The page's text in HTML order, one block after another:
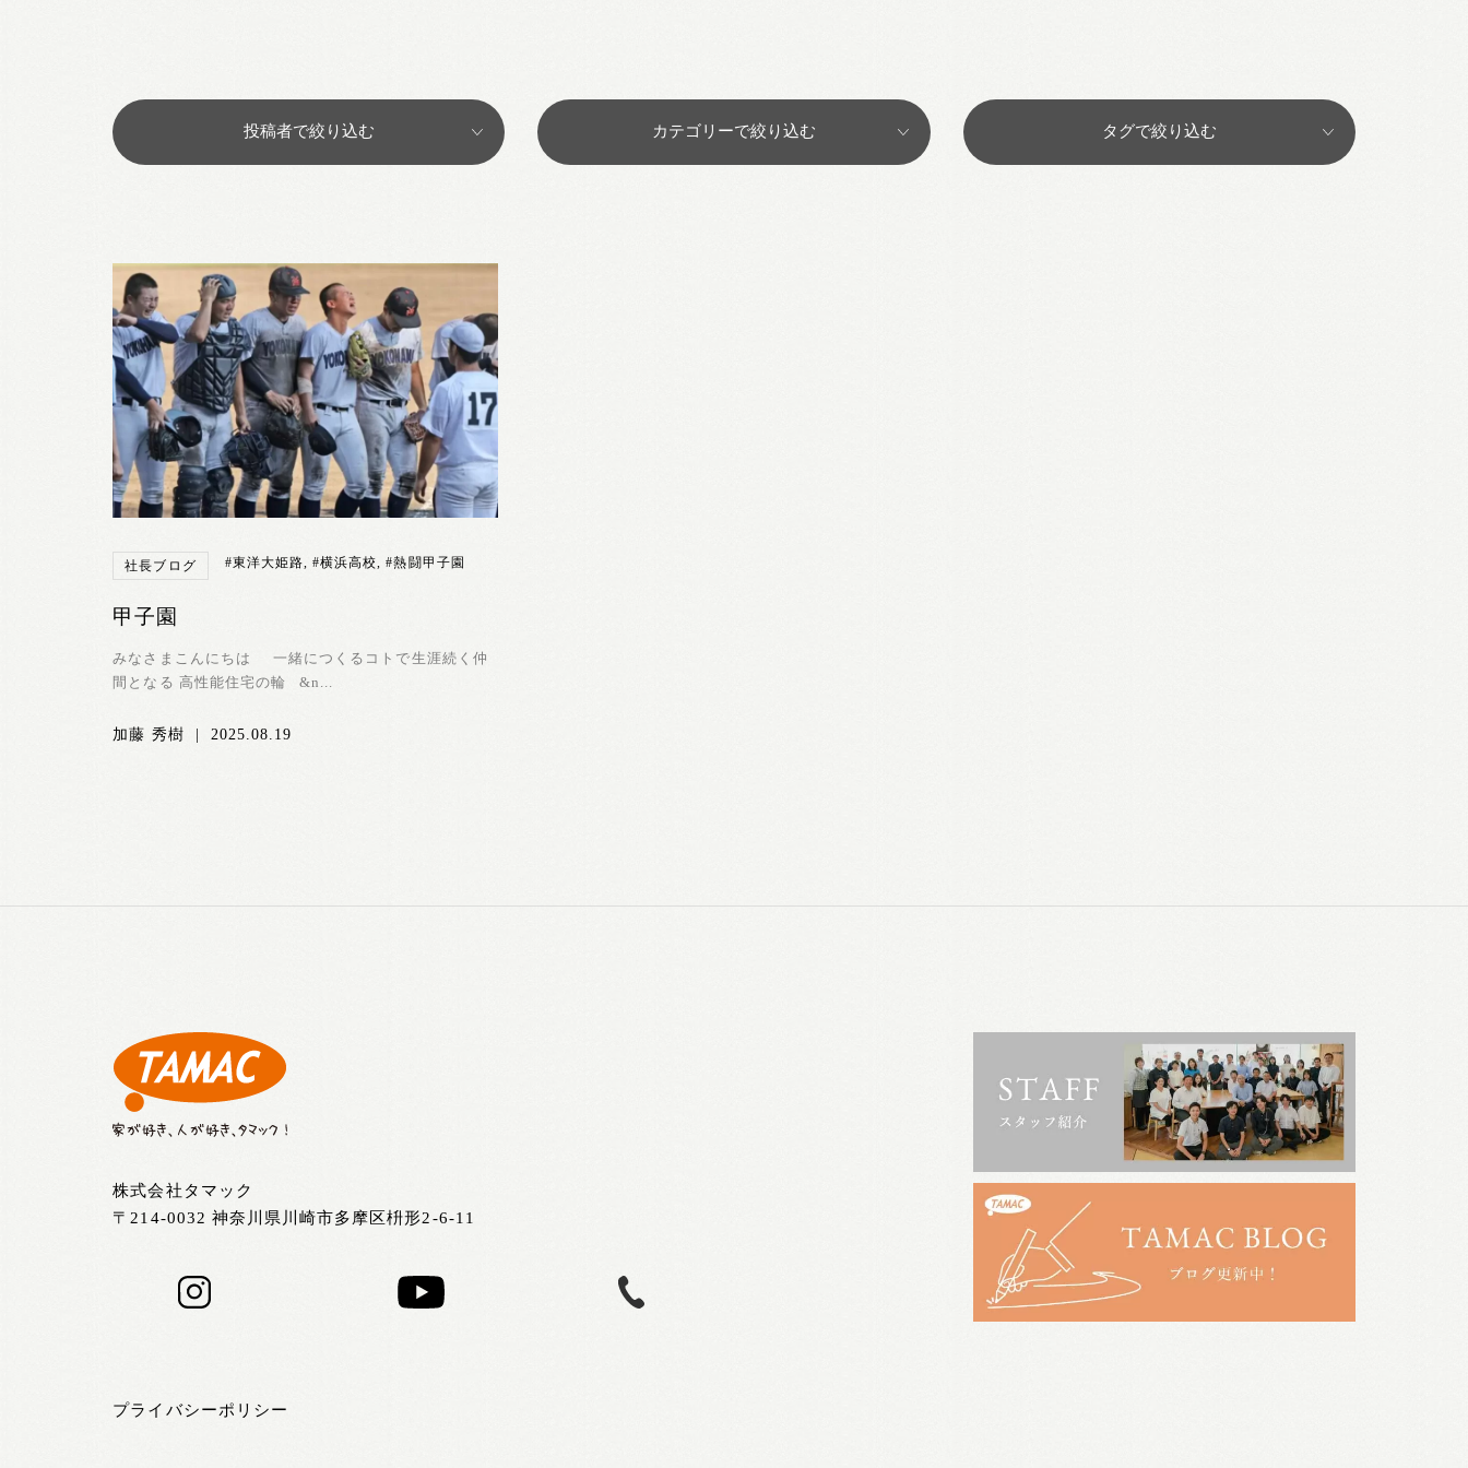
社長ブログ #東洋大姫路 ,#横浜高校 ,#熱闘甲子園
甲子園
みなさまこんにちは 一緒につくるコトで生涯続く仲
間となる 高性能住宅の輪 &n...
加藤 秀樹 | 2025.08.19
株式会社タマック
〒214-0032 神奈川県川崎市多摩区枡形2-6-11
プライバシーポリシー